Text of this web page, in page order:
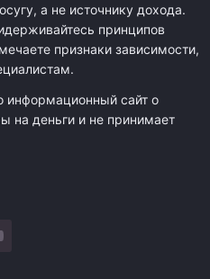
а не источнику дохода.
принципов
признаки зависимости,
информационный сайт о
на деньги и не принимает